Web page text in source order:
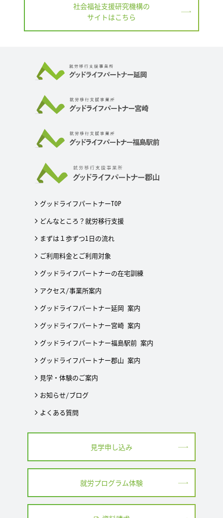
社会福祉支援研究機構の
サイトはこちら
グッドライフパートナーTOP
どんなところ？就労移行支援
まずは１歩ずつ1日の流れ
ご利用料金とご利用対象
グッドライフパートナーの在宅訓練
アクセス/事業所案内
グッドライフパートナー延岡 案内
グッドライフパートナー宮崎 案内
グッドライフパートナー福島駅前 案内
グッドライフパートナー郡山 案内
見学・体験のご案内
お知らせ/ブログ
よくある質問
見学申し込み
就労プログラム体験